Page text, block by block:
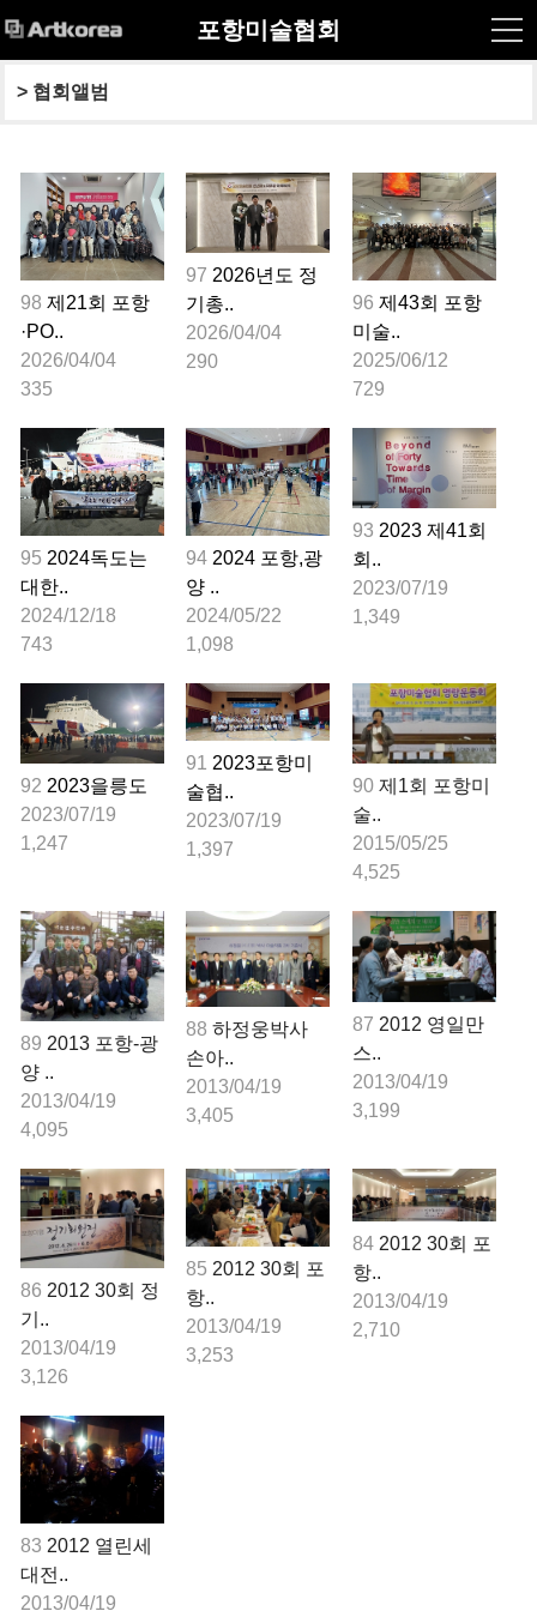
포항미술협회
> 협회앨범
98 제21회 포항
·PO..
2026/04/04
335
97 2026년도 정
기총..
2026/04/04
290
96 제43회 포항
미술..
2025/06/12
729
95 2024독도는
대한..
2024/12/18
743
94 2024 포항,광
양 ..
2024/05/22
1,098
93 2023 제41회
회..
2023/07/19
1,349
92 2023을릉도
2023/07/19
1,247
91 2023포항미
술협..
2023/07/19
1,397
90 제1회 포항미
술..
2015/05/25
4,525
89 2013 포항-광
양 ..
2013/04/19
4,095
88 하정웅박사
손아..
2013/04/19
3,405
87 2012 영일만
스..
2013/04/19
3,199
86 2012 30회 정
기..
2013/04/19
3,126
85 2012 30회 포
항..
2013/04/19
3,253
84 2012 30회 포
항..
2013/04/19
2,710
83 2012 열린세
대전..
2013/04/19